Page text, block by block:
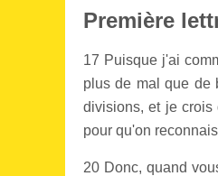
Première
17 Puisque j'ai
plus de mal que de
divisions, et je crois
pour qu'on
20 Donc, quand